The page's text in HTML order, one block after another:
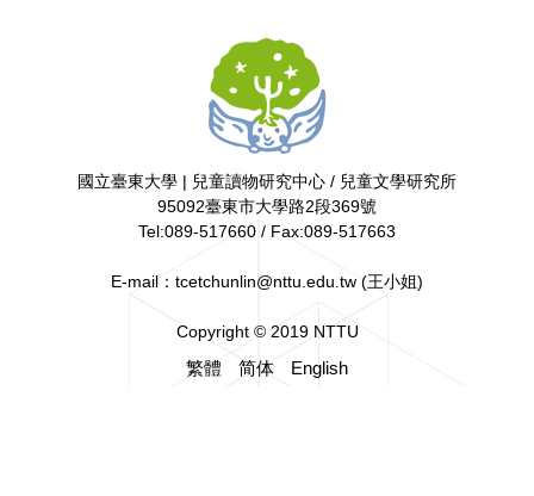
繁體 简体 English
國立臺東大學 | 兒童讀物研究中心 / 兒童文學研究所
95092臺東市大學路2段369號
Tel:089-517660 / Fax:089-517663
E-mail：tcetchunlin@nttu.edu.tw (王小姐)
Copyright © 2019 NTTU